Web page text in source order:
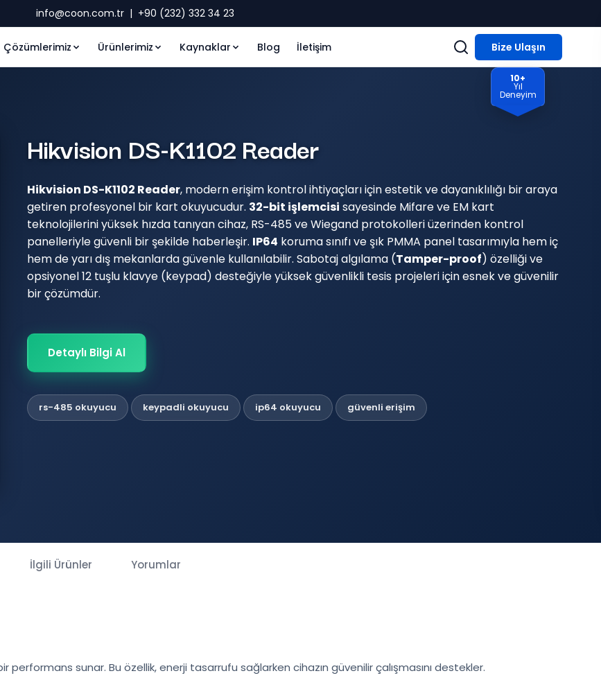
info@coon.com.tr | +90 (232) 332 34 23
Çözümlerimiz Ürünlerimiz Kaynaklar Blog İletişim Bize Ulaşın
10+
Yıl
Deneyim
Hikvision DS-K1102 Reader
Hikvision DS-K1102 Reader, modern erişim kontrol ihtiyaçları için estetik ve dayanıklılığı bir araya
getiren profesyonel bir kart okuyucudur. 32-bit işlemcisi sayesinde Mifare ve EM kart
teknolojilerini yüksek hızda tanıyan cihaz, RS-485 ve Wiegand protokolleri üzerinden kontrol
panelleriyle güvenli bir şekilde haberleşir. IP64 koruma sınıfı ve şık PMMA panel tasarımıyla hem iç
hem de yarı dış mekanlarda güvenle kullanılabilir. Sabotaj algılama (Tamper-proof) özelliği ve
opsiyonel 12 tuşlu klavye (keypad) desteğiyle yüksek güvenlikli tesis projeleri için esnek ve güvenilir
bir çözümdür.
Detaylı Bilgi Al
rs-485 okuyucu keypadli okuyucu ip64 okuyucu güvenli erişim
İlgili Ürünler Yorumlar
performans sunar. Bu özellik, enerji tasarrufu sağlarken cihazın güvenilir çalışmasını destekler.